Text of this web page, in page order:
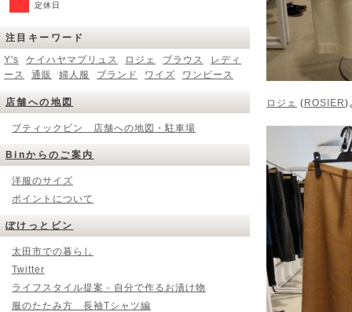
定休日
注目キーワード
Y's
ケイハヤマプリュス ロジェ ブラウス
レディ
ース
通販 婦人服 ブランド ワイズ ワンピース
店舗への地図
ブティックビン 店舗への地図・駐車場
Binからのご案内
洋服のサイズ
ポイントについて
ぽけっとビン
太田市での暮らし
Twitter
ライフスタイル提案 - 自分で作るお漬け物
服のたたみ方 長袖Tシャツ編
ロジェ ( ROSIER)